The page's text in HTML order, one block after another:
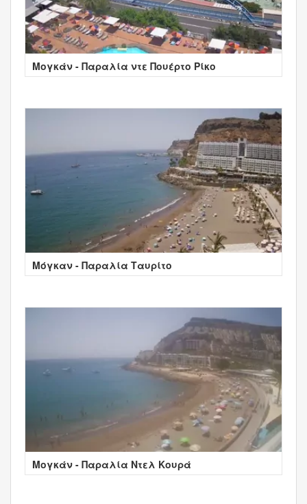
Μογκάν - Παραλία ντε Πουέρτο Ρίκο
Μόγκαν - Παραλία Ταυρίτο
Μογκάν - Παραλία Ντελ Κουρά